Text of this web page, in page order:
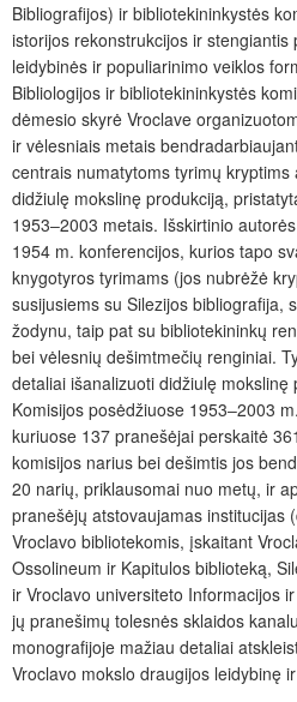
Bibliografijos) ir bibliotekininkystės
istorijos rekonstrukcijos ir stengiantis
leidybinės ir populiarinimo veiklos
Bibliologijos ir bibliotekininkystės
dėmesio skyrė Vroclave
ir vėlesniais metais
centrais numatytoms tyrimų
didžiulę mokslinę produkciją,
1953‒2003 metais. Išskirtinio
1954 m. konferencijos, kurios tapo
knygotyros tyrimams (jos nubrėžė
susijusiems su Silezijos bibliografija,
žodynu, taip pat su bibliotekininkų
bei vėlesnių dešimtmečių renginiai.
detaliai išanalizuoti didžiulę mokslinę
Komisijos posėdžiuose 1953‒2003
kuriuose 137 pranešėjai perskaitė
komisijos narius bei dešimtis jos
20 narių, priklausomai nuo metų, ir
pranešėjų atstovaujamas institucijas
Vroclavo bibliotekomis, įskaitant
Ossolineum ir Kapitulos biblioteką,
ir Vroclavo universiteto Informacijos
jų pranešimų tolesnės sklaidos
monografijoje mažiau detaliai
Vroclavo mokslo draugijos leidybinę